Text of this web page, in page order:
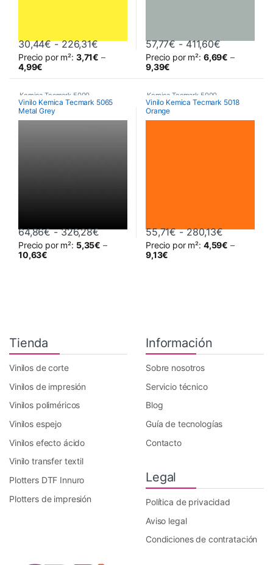
30,44€ - 226,31€Rango de precios: desde 30,44€
Precio por m²: 3,71€ –
4,99€
Este producto tiene múltiples variantes. Las opciones se
57,77€ - 411,60€Rango de
Precio por m²: 6,69€ –
9,39€
Este producto tiene múltiples
Kemica Tecmark 5000
Poliméricos
Vinilo Kemica Tecmark 5065
Metal Grey
64,86€ - 326,28€Rango de precios: desde 64,86€
Precio por m²: 5,35€ –
10,63€
Este producto tiene múltiples variantes. Las opciones se
Kemica Tecmark 5000
Poliméricos
Vinilo Kemica Tecmark 5018
Orange
55,71€ - 280,13€Rango de
Precio por m²: 4,59€ –
9,13€
Este producto tiene múltiples
Tienda
Vinilos de corte
Vinilos de impresión
Vinilos poliméricos
Vinilos espejo
Vinilos efecto ácido
Vinilo transfer textil
Plotters DTF Innuro
Plotters de impresión
Información
Sobre nosotros
Servicio técnico
Blog
Guía de tecnologías
Contacto
Legal
Política de privacidad
Aviso legal
Condiciones de contratación